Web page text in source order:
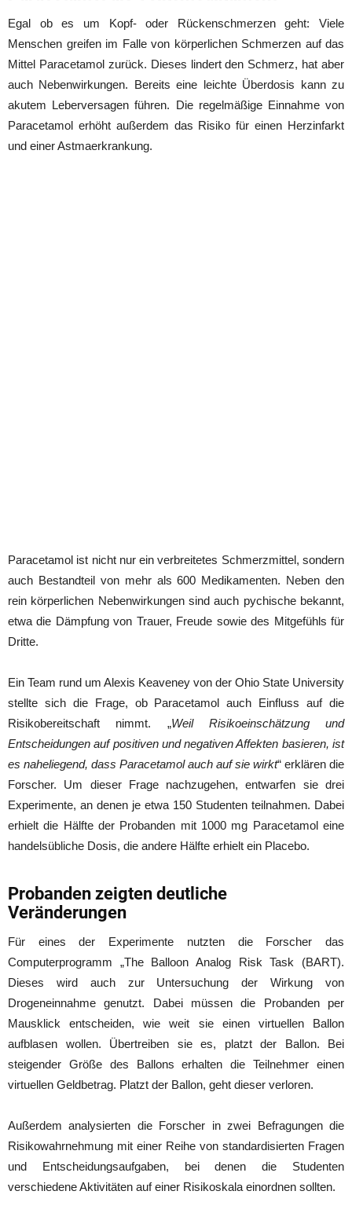
Egal ob es um Kopf- oder Rückenschmerzen geht: Viele
Menschen greifen im Falle von körperlichen Schmerzen auf das
Mittel Paracetamol zurück. Dieses lindert den Schmerz, hat aber
auch Nebenwirkungen. Bereits eine leichte Überdosis kann zu
akutem Leberversagen führen. Die regelmäßige Einnahme von
Paracetamol erhöht außerdem das Risiko für einen Herzinfarkt
und einer Astmaerkrankung.
Paracetamol ist nicht nur ein verbreitetes Schmerzmittel, sondern
auch Bestandteil von mehr als 600 Medikamenten. Neben den
rein körperlichen Nebenwirkungen sind auch pychische bekannt,
etwa die Dämpfung von Trauer, Freude sowie des Mitgefühls für
Dritte.
Ein Team rund um Alexis Keaveney von der Ohio State University
stellte sich die Frage, ob Paracetamol auch Einfluss auf die
Risikobereitschaft nimmt. „Weil Risikoeinschätzung und
Entscheidungen auf positiven und negativen Affekten basieren, ist
es naheliegend, dass Paracetamol auch auf sie wirkt“ erklären die
Forscher. Um dieser Frage nachzugehen, entwarfen sie drei
Experimente, an denen je etwa 150 Studenten teilnahmen. Dabei
erhielt die Hälfte der Probanden mit 1000 mg Paracetamol eine
handelsübliche Dosis, die andere Hälfte erhielt ein Placebo.
Probanden zeigten deutliche
Veränderungen
Für eines der Experimente nutzten die Forscher das
Computerprogramm „The Balloon Analog Risk Task (BART).
Dieses wird auch zur Untersuchung der Wirkung von
Drogeneinnahme genutzt. Dabei müssen die Probanden per
Mausklick entscheiden, wie weit sie einen virtuellen Ballon
aufblasen wollen. Übertreiben sie es, platzt der Ballon. Bei
steigender Größe des Ballons erhalten die Teilnehmer einen
virtuellen Geldbetrag. Platzt der Ballon, geht dieser verloren.
Außerdem analysierten die Forscher in zwei Befragungen die
Risikowahrnehmung mit einer Reihe von standardisierten Fragen
und Entscheidungsaufgaben, bei denen die Studenten
verschiedene Aktivitäten auf einer Risikoskala einordnen sollten.